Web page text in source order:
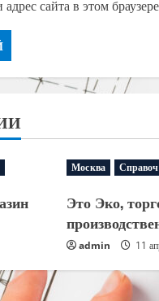
сайта в этом
Москва
Это Эко,
admin 11